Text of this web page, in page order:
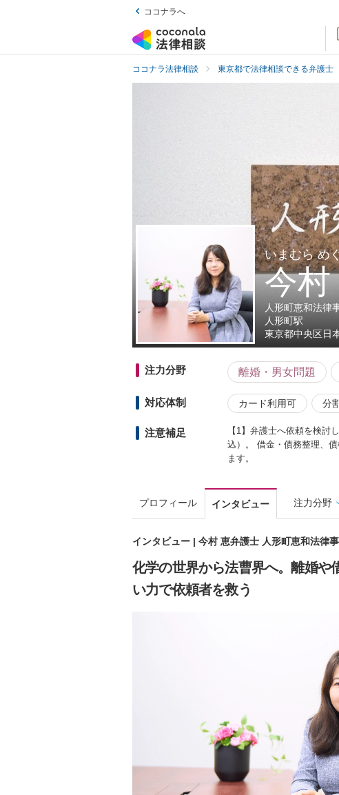
ココナラへ
ココナラ法律相談 東京都で法律相談できる弁護士
いまむら め
今村
人形町恵和法律
人形町駅
東京都中央区日
注力分野 離婚・男女問題
対応体制 カード利用可 分
注意補足
【1】弁護士へ依頼を検討
込）。 借金・債務整理、
ます。
プロフィール インタビュー 注力分野
インタビュー | 今村 恵弁護士 人形町恵和法律
化学の世界から法曹界へ。離婚や
い力で依頼者を救う